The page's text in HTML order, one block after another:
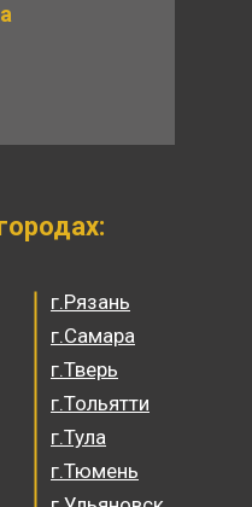
г.Рязань
г.Самара
г.Тверь
г.Тольятти
г.Тула
г.Тюмень